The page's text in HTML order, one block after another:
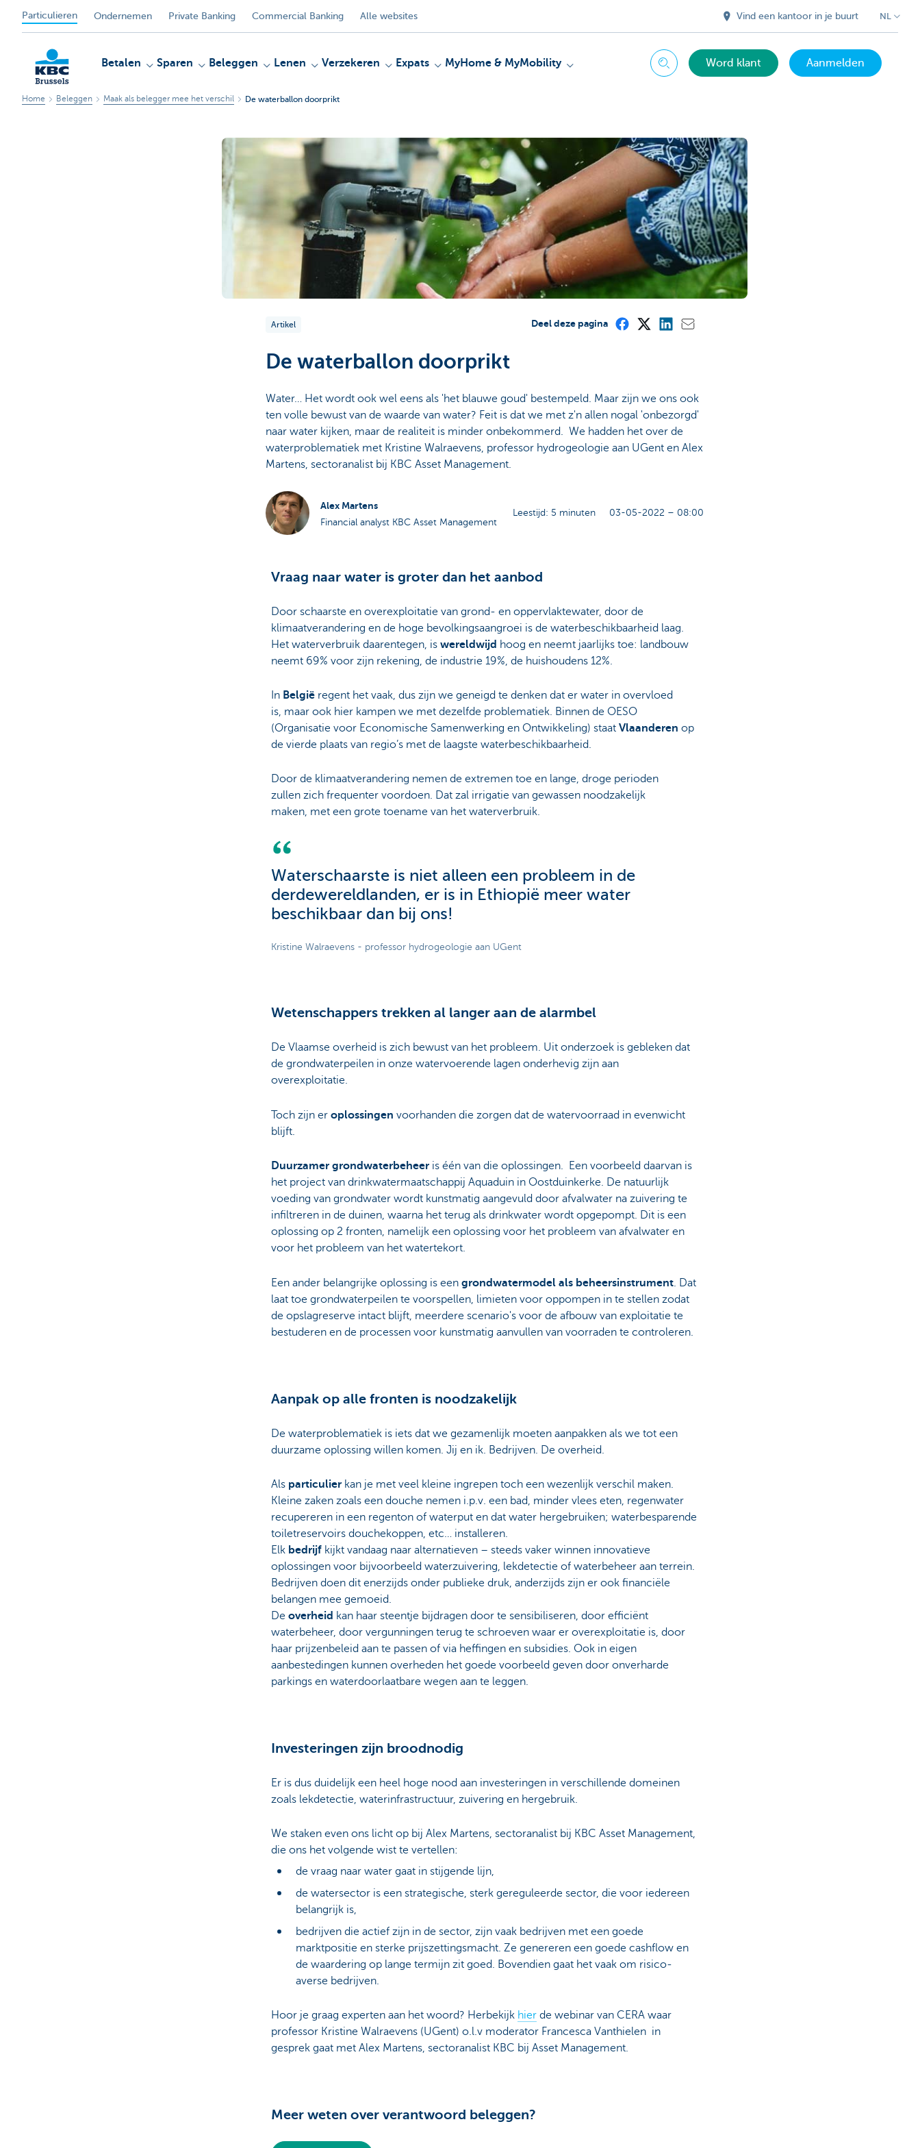
Particulieren Ondernemen Private Banking Commercial Banking Alle websites Vind een kantoor in je buurt NL
Betalen Sparen Beleggen Lenen Verzekeren Expats MyHome & MyMobility Zoeken Word klant Aanmelden
Home Beleggen Maak als belegger mee het verschil De waterballon doorprikt
Artikel Deel deze pagina
De waterballon doorprikt
Water… Het wordt ook wel eens als 'het blauwe goud' bestempeld. Maar zijn we ons ook
ten volle bewust van de waarde van water? Feit is dat we met z'n allen nogal 'onbezorgd'
naar water kijken, maar de realiteit is minder onbekommerd. We hadden het over de
waterproblematiek met Kristine Walraevens, professor hydrogeologie aan UGent en Alex
Martens, sectoranalist bij KBC Asset Management.
Alex Martens
Financial analyst KBC Asset Management
Leestijd: 5 minuten 03-05-2022 – 08:00
Vraag naar water is groter dan het aanbod
Door schaarste en overexploitatie van grond- en oppervlaktewater, door de
klimaatverandering en de hoge bevolkingsaangroei is de waterbeschikbaarheid laag.
Het waterverbruik daarentegen, is wereldwijd hoog en neemt jaarlijks toe: landbouw
neemt 69% voor zijn rekening, de industrie 19%, de huishoudens 12%.
In Belgiëregent het vaak, dus zijn we geneigd te denken dat er water in overvloed
is, maar ook hier kampen we met dezelfde problematiek. Binnen de OESO
(Organisatie voor Economische Samenwerking en Ontwikkeling) staat Vlaanderen op
de vierde plaats van regio’s met de laagste waterbeschikbaarheid.
Door de klimaatverandering nemen de extremen toe en lange, droge perioden
zullen zich frequenter voordoen. Dat zal irrigatie van gewassen noodzakelijk
maken, met een grote toename van het waterverbruik.
Waterschaarste is niet alleen een probleem in de
derdewereldlanden, er is in Ethiopië meer water
beschikbaar dan bij ons!
Kristine Walraevens - professor hydrogeologie aan UGent
Wetenschappers trekken al langer aan de alarmbel
De Vlaamse overheid is zich bewust van het probleem. Uit onderzoek is gebleken dat
de grondwaterpeilen in onze watervoerende lagen onderhevig zijn aan
overexploitatie.
Toch zijn er oplossingen voorhanden die zorgen dat de watervoorraad in evenwicht
blijft.
Duurzamer grondwaterbeheeris één van die oplossingen. Een voorbeeld daarvan is
het project van drinkwatermaatschappij Aquaduin in Oostduinkerke. De natuurlijk
voeding van grondwater wordt kunstmatig aangevuld door afvalwater na zuivering te
infiltreren in de duinen, waarna het terug als drinkwater wordt opgepompt. Dit is een
oplossing op 2 fronten, namelijk een oplossing voor het probleem van afvalwater en
voor het probleem van het watertekort.
Een ander belangrijke oplossing is een grondwatermodel als beheersinstrument. Dat
laat toe grondwaterpeilen te voorspellen, limieten voor oppompen in te stellen zodat
de opslagreserve intact blijft, meerdere scenario's voor de afbouw van exploitatie te
bestuderen en de processen voor kunstmatig aanvullen van voorraden te controleren.
Aanpak op alle fronten is noodzakelijk
De waterproblematiek is iets dat we gezamenlijk moeten aanpakken als we tot een
duurzame oplossing willen komen. Jij en ik. Bedrijven. De overheid.
Als particulierkan je met veel kleine ingrepen toch een wezenlijk verschil maken.
Kleine zaken zoals een douche nemen i.p.v. een bad, minder vlees eten, regenwater
recupereren in een regenton of waterput en dat water hergebruiken; waterbesparende
toiletreservoirs douchekoppen, etc… installeren.
Elk bedrijf kijkt vandaag naar alternatieven – steeds vaker winnen innovatieve
oplossingen voor bijvoorbeeld waterzuivering, lekdetectie of waterbeheer aan terrein.
Bedrijven doen dit enerzijds onder publieke druk, anderzijds zijn er ook financiële
belangen mee gemoeid.
De overheid kan haar steentje bijdragen door te sensibiliseren, door efficiënt
waterbeheer, door vergunningen terug te schroeven waar er overexploitatie is, door
haar prijzenbeleid aan te passen of via heffingen en subsidies. Ook in eigen
aanbestedingen kunnen overheden het goede voorbeeld geven door onverharde
parkings en waterdoorlaatbare wegen aan te leggen.
Investeringen zijn broodnodig
Er is dus duidelijk een heel hoge nood aan investeringen in verschillende domeinen
zoals lekdetectie, waterinfrastructuur, zuivering en hergebruik.
We staken even ons licht op bij Alex Martens, sectoranalist bij KBC Asset Management,
die ons het volgende wist te vertellen:
de vraag naar water gaat in stijgende lijn,
de watersector is een strategische, sterk gereguleerde sector, die voor iedereen
belangrijk is,
bedrijven die actief zijn in de sector, zijn vaak bedrijven met een goede
marktpositie en sterke prijszettingsmacht. Ze genereren een goede cashflow en
de waardering op lange termijn zit goed. Bovendien gaat het vaak om risico-
averse bedrijven.
Hoor je graag experten aan het woord? Herbekijk hierde webinar van CERA waar
professor Kristine Walraevens (UGent) o.l.v moderator Francesca Vanthielen in
gesprek gaat met Alex Martens, sectoranalist KBC bij Asset Management.
Meer weten over verantwoord beleggen?